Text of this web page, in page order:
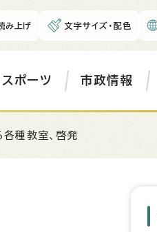
み上げ 文字サイズ・配色
スポーツ 市政情報
種教室、啓発